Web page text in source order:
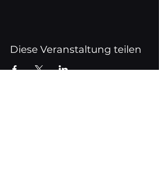
Diese Veranstaltung teilen